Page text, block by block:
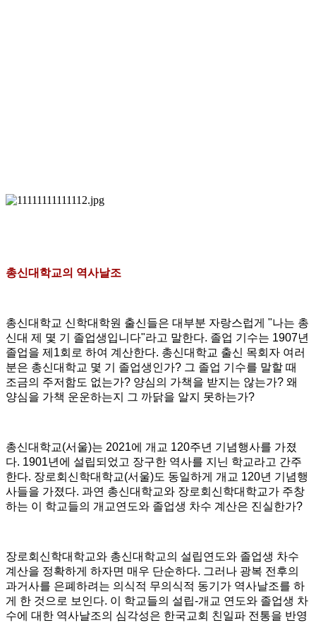
총신대학교의 역사날조
총신대학교 신학대학원 출신들은 대부분 자랑스럽게 "나는 총
신대 제 몇 기 졸업생입니다"라고 말한다. 졸업 기수는 1907년
졸업을 제1회로 하여 계산한다. 총신대학교 출신 목회자 여러
분은 총신대학교 몇 기 졸업생인가? 그 졸업 기수를 말할 때
조금의 주저함도 없는가? 양심의 가책을 받지는 않는가? 왜
양심을 가책 운운하는지 그 까닭을 알지 못하는가?
총신대학교(서울)는 2021에 개교 120주년 기념행사를 가졌
다. 1901년에 설립되었고 장구한 역사를 지닌 학교라고 간주
한다. 장로회신학대학교(서울)도 동일하게 개교 120년 기념행
사들을 가졌다. 과연 총신대학교와 장로회신학대학교가 주창
하는 이 학교들의 개교연도와 졸업생 차수 계산은 진실한가?
장로회신학대학교와 총신대학교의 설립연도와 졸업생 차수
계산을 정확하게 하자면 매우 단순하다. 그러나 광복 전후의
과거사를 은폐하려는 의식적 무의식적 동기가 역사날조를 하
게 한 것으로 보인다. 이 학교들의 설립-개교 연도와 졸업생 차
수에 대한 역사날조의 심각성은 한국교회 친일파 전통을 반영